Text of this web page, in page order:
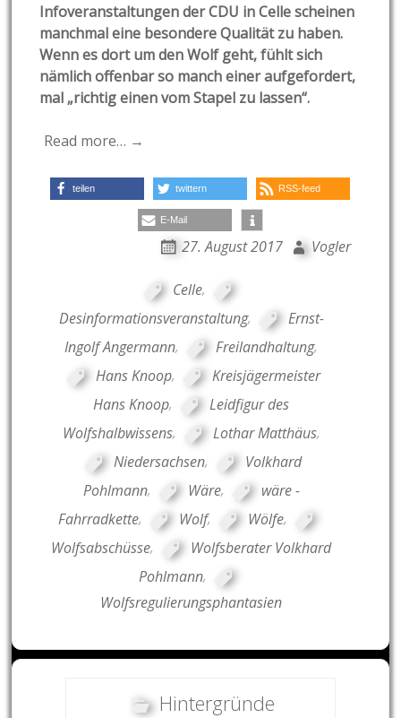
Infoveranstaltungen der CDU in Celle scheinen
manchmal eine besondere Qualität zu haben.
Wenn es dort um den Wolf geht, fühlt sich
nämlich offenbar so manch einer aufgefordert,
mal „richtig einen vom Stapel zu lassen“.
Read more… →
teilen twittern RSS-feed
E-Mail
27. August 2017 Vogler
Celle,
Desinformationsveranstaltung,
Ernst-
Ingolf Angermann, Freilandhaltung,
Hans Knoop,
Kreisjägermeister
Hans Knoop,
Leidfigur des
Wolfshalbwissens, Lothar Matthäus,
Niedersachsen,
Volkhard
Pohlmann, Wäre,
wäre -
Fahrradkette, Wolf, Wölfe,
Wolfsabschüsse,
Wolfsberater Volkhard
Pohlmann,
Wolfsregulierungsphantasien
Hintergründe